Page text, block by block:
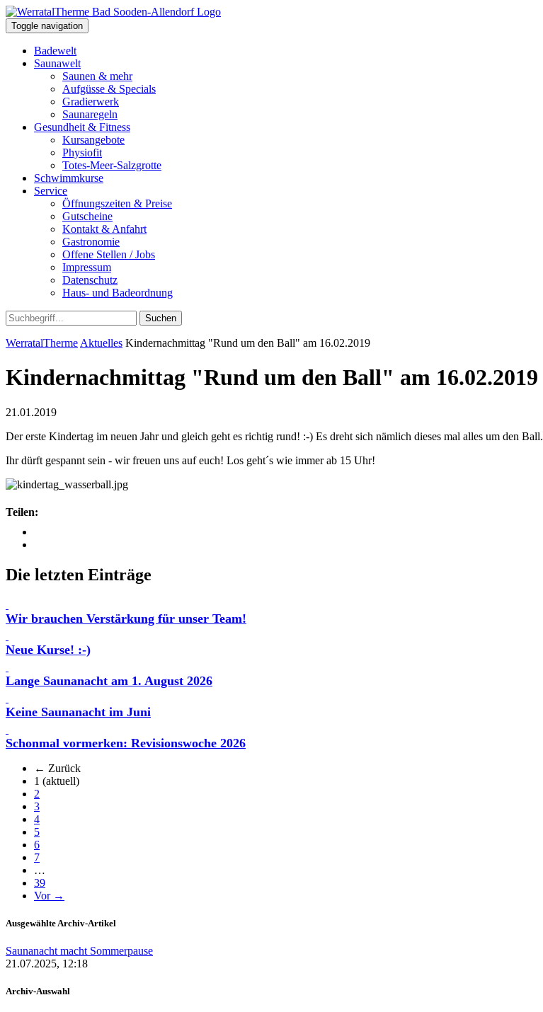
Toggle navigation
Badewelt
Saunawelt
Saunen & mehr
Aufgüsse & Specials
Gradierwerk
Saunaregeln
Gesundheit & Fitness
Kursangebote
Physiofit
Totes-Meer-Salzgrotte
Schwimmkurse
Service
Öffnungszeiten & Preise
Gutscheine
Kontakt & Anfahrt
Gastronomie
Offene Stellen / Jobs
Impressum
Datenschutz
Haus- und Badeordnung
Suchen
WerratalTherme Aktuelles Kindernachmittag "Rund um den Ball" am 16.02.2019
Kindernachmittag "Rund um den Ball" am 16.02.2019
21.01.2019
Der erste Kindertag im neuen Jahr und gleich geht es richtig rund! :-) Es dreht sich nämlich dieses mal alles um den Ball.
Ihr dürft gespannt sein - wir freuen uns auf euch! Los geht´s wie immer ab 15 Uhr!
Teilen:
Die letzten Einträge
Wir brauchen Verstärkung für unser Team!
Neue Kurse! :-)
Lange Saunanacht am 1. August 2026
Keine Saunanacht im Juni
Schonmal vormerken: Revisionswoche 2026
← Zurück
1 (aktuell)
2
3
4
5
6
7
…
39
Vor →
Ausgewählte Archiv-Artikel
Saunanacht macht Sommerpause
21.07.2025, 12:18
Archiv-Auswahl